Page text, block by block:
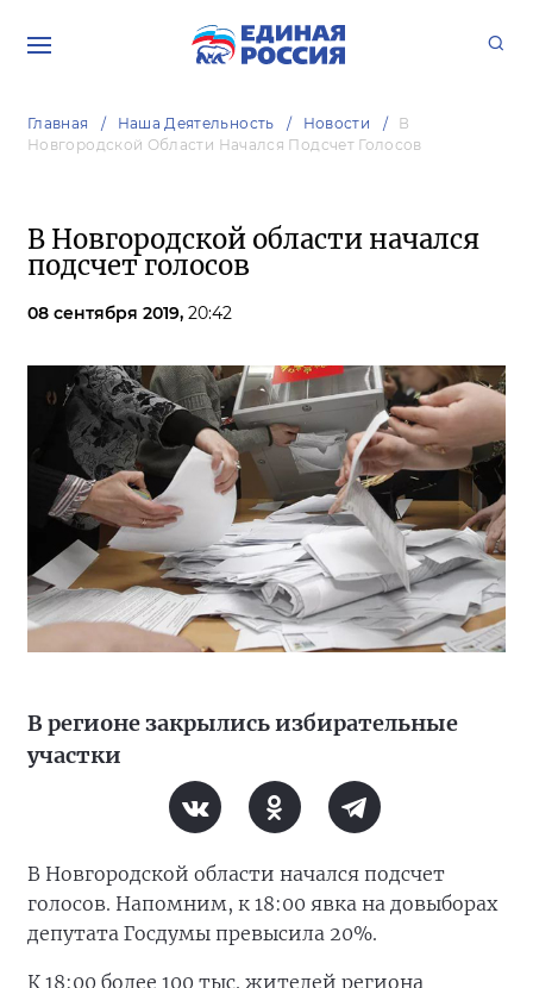
Главная Наша Деятельность Новости
В
Новгородской Области Начался Подсчет Голосов
В Новгородской области начался
подсчет голосов
08 сентября 2019, 20:42
В регионе закрылись избирательные
участки
В Новгородской области начался подсчет
голосов. Напомним, к 18:00 явка на довыборах
депутата Госдумы превысила 20%.
К 18:00 более 100 тыс. жителей региона